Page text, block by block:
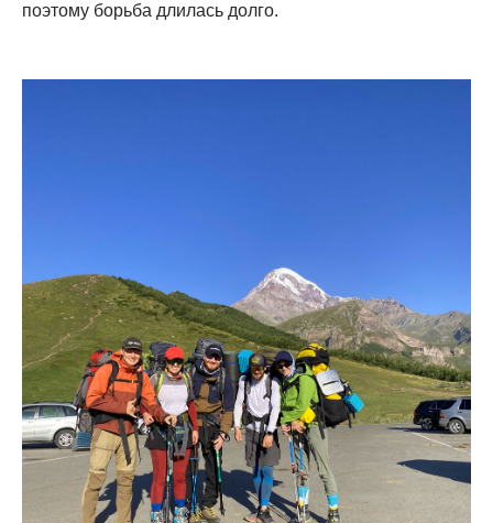
поэтому борьба длилась долго.